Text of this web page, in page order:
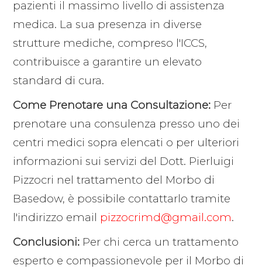
pazienti il massimo livello di assistenza
medica. La sua presenza in diverse
strutture mediche, compreso l'ICCS,
contribuisce a garantire un elevato
standard di cura.
Come Prenotare una Consultazione: Per
prenotare una consulenza presso uno dei
centri medici sopra elencati o per ulteriori
informazioni sui servizi del Dott. Pierluigi
Pizzocri nel trattamento del Morbo di
Basedow, è possibile contattarlo tramite
l'indirizzo email pizzocrimd@gmail.com.
Conclusioni: Per chi cerca un trattamento
esperto e compassionevole per il Morbo di